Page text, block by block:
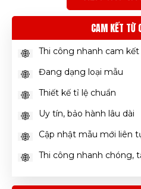
CAM KẾT TỪ
Thi công nhanh cam
Đang dạng loại mẫu
Thiết kế tỉ lệ chuẩn
Uy tín, bảo hành lâu dài
Cập nhật mẫu mới liên
Thi công nhanh chóng,